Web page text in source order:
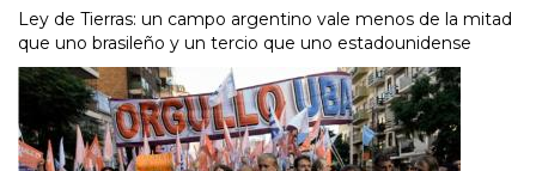
Ley de Tierras: un campo argentino vale menos de la mitad
que uno brasileño y un tercio que uno estadounidense